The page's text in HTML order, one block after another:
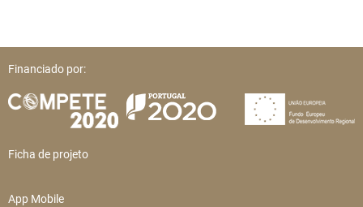
Financiado por:
Ficha de projeto
App Mobile